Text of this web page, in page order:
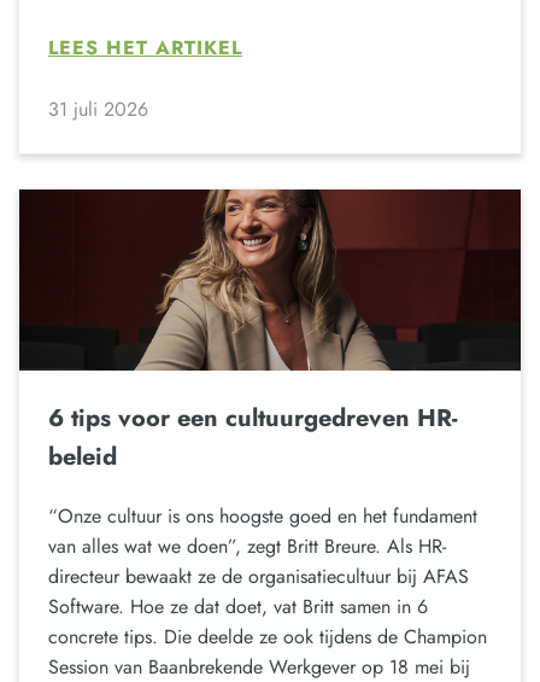
LEES HET ARTIKEL
31 juli 2026
6 tips voor een cultuurgedreven HR-
beleid
“Onze cultuur is ons hoogste goed en het fundament
van alles wat we doen”, zegt Britt Breure. Als HR-
directeur bewaakt ze de organisatiecultuur bij AFAS
Software. Hoe ze dat doet, vat Britt samen in 6
concrete tips. Die deelde ze ook tijdens de Champion
Session van Baanbrekende Werkgever op 18 mei bij